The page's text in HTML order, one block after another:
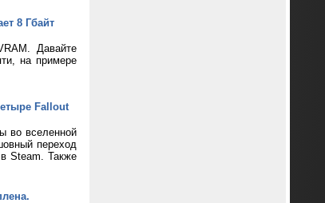
8 Гбайт
Давайте
на примере
Fallout
во вселенной
переход
Steam. Также